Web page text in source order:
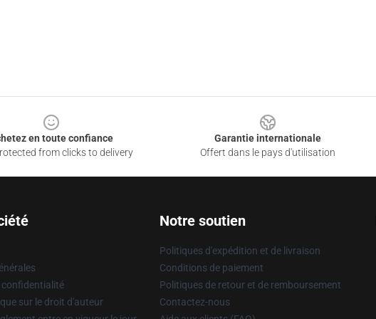
en toute confiance
from clicks to delivery
Garantie internationale
Offert dans le pays d'utilisation
confidentialité
sur le droit d'auteur
Notre soutien
Politiques d'expédition et de livraison
Conditions de paiement
Politiques de retour et de remboursement
Contactez-nous